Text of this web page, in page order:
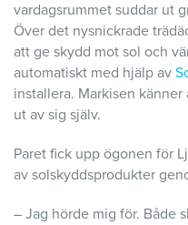
vardagsrummet suddar ut
Över det nysnickrade
att ge skydd mot sol och
automatiskt med hjälp av
installera. Markisen
ut av sig själv.
Paret fick upp ögonen för
av solskyddsprodukter
– Jag hörde mig för. Både